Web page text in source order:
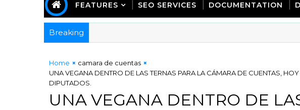
FEATURES SEO SERVICES DOCUMENTATION
Breaking
Home
camara de cuentas
UNA VEGANA DENTRO DE LAS TERNAS PARA LA CÁMARA DE CUENTAS,
DIPUTADOS.
UNA VEGANA DENTRO DE